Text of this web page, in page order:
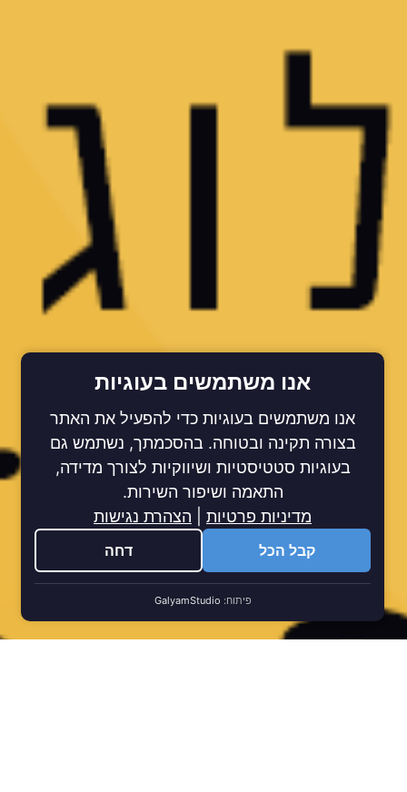
אנו משתמשים בעוגיות
אנו משתמשים בעוגיות כדי להפעיל את האתר
בצורה תקינה ובטוחה. בהסכמתך, נשתמש גם
בעוגיות סטטיסטיות ושיווקיות לצורך מדידה,
התאמה ושיפור השירות.
מדיניות פרטיות| הצהרת נגישות
קבל הכל דחה
פיתוח:GalyamStudio